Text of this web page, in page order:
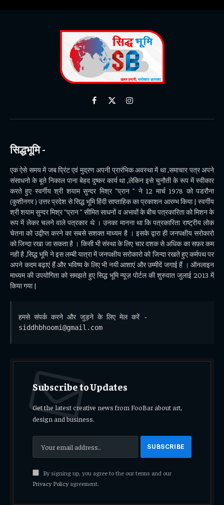
Facebook
X
Instagram
सिद्धभूमि -
एक ऐसे समय में जब प्रिंट एवं मुद्रण अपनी प्रारंभिक अवस्था में था ,समाचार पत्र अपने
संसाधनो के बूते निकाल पाना बेहद दुष्कर कार्य था ,लेकिन इसे चुनौती के रूप में स्वीकार
करते हुए स्वर्गीय श्री शयाम सुन्दर मिश्र “प्रान ” ने 12 मार्च 1978 को पडरौना
(कुशीनगर ) उत्तर प्रदेश से सिद्ध भूमि हिंदी साप्ताहिक का प्रकाशन आरम्भ किया | स्वर्गीय
श्री शयाम सुन्दर मिश्र “प्रान ” सीमित साधनों व अभावों के बीच पत्रकारिता को मिशन के
रूप में लेकर चलने वाले पत्रकार थे । उनका मानना था कि पत्रकारिता राष्ट्रीय लोक
चेतना को उद्वीप्त करने का सबसे सशक्त माध्यम है । इसके द्वारा ही जनपक्षीय सरोकारो
को जिन्दा रखा जा सकता है । किसी भी संस्था के लिए चार दशक से अधिक का सफ़र कम
नही है ,सिद्ध भूमि ने इस लम्बी यात्रा में जनपक्षीय सरोकारो को जिन्दा रखते हुए कर्मपथ पर
अपने कदम बढ़ाएं हैं और भविष्य के लिए भी नयी आशाएं और उम्मीदें जगाई हैं । ऑनलाइन
माध्यम की उपयोगिता को समझते हुए सिद्ध भूमि न्यूज़ पोर्टल की शुरुवात जुलाई 2013 में
किया गया |
हमसे संपर्क करने और जुड़ने के लिए मेल करें -
siddhbhoomi@gmail.com
Subscribe to Updates
Get the latest creative news from FooBar about art,
design and business.
By signing up, you agree to the our terms and our
Privacy Policyagreement.